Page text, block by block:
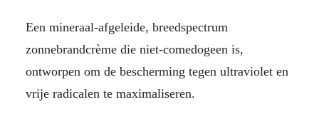
Een mineraal-afgeleide, breedspectrum
zonnebrandcrème die niet-comedogeen is,
ontworpen om de bescherming tegen ultraviolet en
vrije radicalen te maximaliseren.